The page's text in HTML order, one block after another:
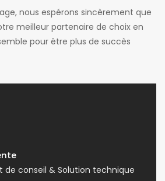
nous espérons sincèrement que
meilleur partenaire de choix en
pour être plus de succès
de conseil & Solution technique